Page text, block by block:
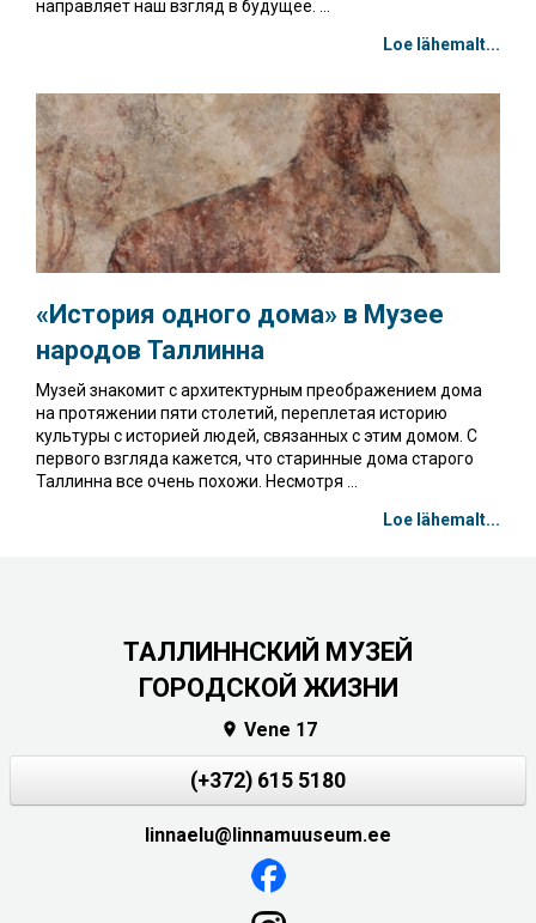
направляет наш взгляд в будущее. ...
Loe lähemalt...
«История одного дома» в Музее
народов Таллинна
Музей знакомит с архитектурным преображением дома
на протяжении пяти столетий, переплетая историю
культуры с историей людей, связанных с этим домом. С
первого взгляда кажется, что старинные дома старого
Таллинна все очень похожи. Несмотря ...
Loe lähemalt...
ТАЛЛИННСКИЙ МУЗЕЙ
ГОРОДСКОЙ ЖИЗНИ
 Vene 17
(+372) 615 5180
linnaelu@linnamuuseum.ee